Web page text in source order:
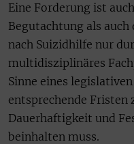
Eine Forderung ist
Begutachtung als auch
nach Suizidhilfe nur
multidisziplinäres
Sinne eines
entsprechende Fristen
Dauerhaftigkeit und
beinhalten muss.